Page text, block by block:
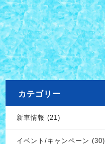
カテゴリー
新車情報 (21)
イベント/キャンペーン (30)